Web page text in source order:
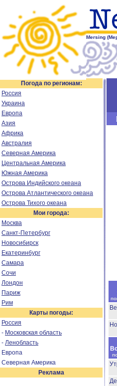
Mersing
Погода по регионам:
Россия
Украина
Европа
Азия
Африка
Австралия
Северная Америка
Центральная Америка
Южная Америка
Острова Индийского океана
Острова Атлантического океана
Острова Тихого океана
Мои города:
Москва
Санкт-Петербург
Новосибирск
Екатеринбург
Самара
Сочи
Лондон
Париж
Рим
Карты погоды:
Россия
- Московская область
- Ленобласть
Европа
Северная Америка
Реклама